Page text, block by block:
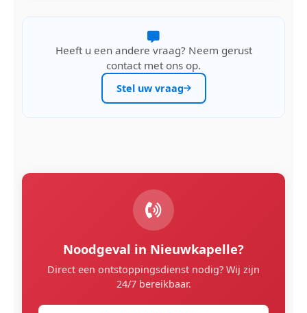
Heeft u een andere vraag? Neem gerust
contact met ons op.
Stel uw vraag
Noodgeval in Nieuwkapelle?
Direct een ontstoppingsdienst nodig? Wij zijn
24/7 bereikbaar.